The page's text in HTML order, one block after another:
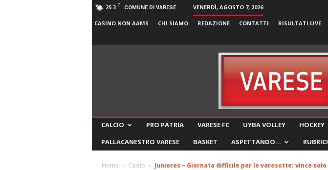
25.3 C COMUNE DI VARESE VENERDÌ, AGOSTO 7, 2026
CASINO NON AAMS CHI SIAMO REDAZIONE CONTATTI RISULTATI LIVE
CALCIO PRO PATRIA VARESE FC UYBA VOLLEY HOCKEY
PALLACANESTRO VARESE
BASKET ASPETTANDO…
Home Calcio Juniores – Giornata difficile per le varesotte: vince solo